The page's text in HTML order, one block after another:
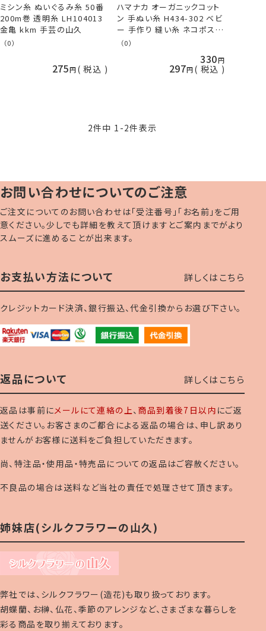
ミシン糸 ぬいぐるみ糸 50番
200m巻 透明糸 LH104013
金亀 kkm 手芸の山久
（0）
275 税込
ハマナカ オーガニックコット
ン 手ぬい糸 H434-302 ベビ
ー 手作り 縫い糸 ネコポス可
hama 手芸の山久
（0）
330
297 税込
2件中 1 -2件表示
お問い合わせについてのご注意
ご注文についてのお問い合わせは「受注番号」「お名前」をご用
意ください。少しでも詳細を教えて頂けますとご案内までがより
スムーズに進めることが出来ます。
お支払い方法について 詳しくはこちら
クレジットカード決済、銀行振込、代金引換からお選び下さい。
返品について 詳しくはこちら
返品は事前にメールにて連絡の上、 商品到着後7日以内 にご返
送ください。お客さまのご都合による返品の場合は、申し訳あり
ませんがお客様に送料をご負担していただきます。
尚、特注品・使用品・特売品についての返品はご容赦ください。
不良品の場合は送料など当社の責任で処理させて頂きます。
姉妹店(シルクフラワーの山久)
弊社では、シルクフラワー(造花)も取り扱っております。
胡蝶蘭、お榊、仏花、季節のアレンジなど、さまざまな暮らしを
彩る商品を取り揃えております。